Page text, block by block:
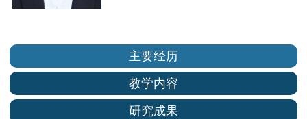
主要经历
教学内容
研究成果